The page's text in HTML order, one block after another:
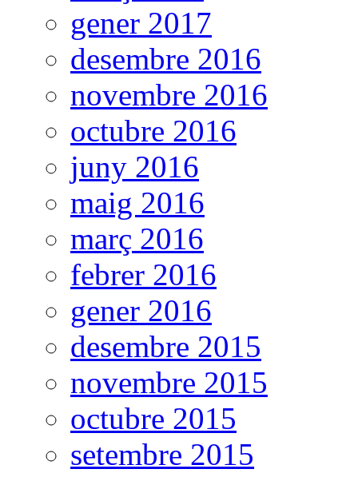
gener 2017
desembre 2016
novembre 2016
octubre 2016
juny 2016
maig 2016
març 2016
febrer 2016
gener 2016
desembre 2015
novembre 2015
octubre 2015
setembre 2015